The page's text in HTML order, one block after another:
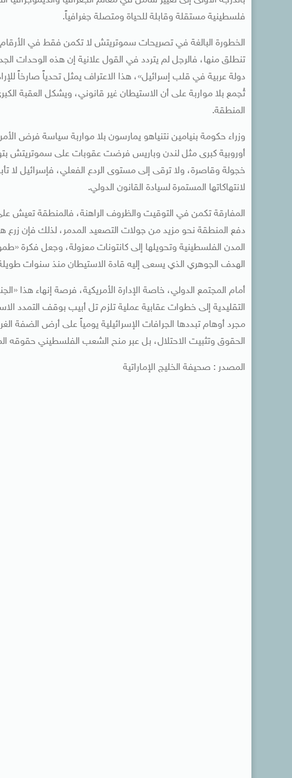
فلسطينية مستقلة وقابلة للحياة ومتصلة جغرافياً.
الخطورة البالغة في تصريحات سموتريتش لا تكمن فقط في الأرقام
تنطلق منها، فالرجل لم يتردد في القول علانية إن هذه الوحدات
دولة عربية في قلب إسرائيل»، هذا الاعتراف يمثل تحدياً صارخاً
تُجمع بلا مواربة على أن الاستيطان غير قانوني، ويشكل العقبة
المنطقة.
وزراء حكومة بنيامين نتنياهو يمارسون بلا مواربة سياسة فرض
أوروبية كبرى مثل لندن وباريس فرضت عقوبات على سموتريتش
خجولة وقاصرة، ولا ترقى إلى مستوى الردع الفعلي، فإسرائيل لا
لانتهاكاتها المستمرة لسيادة القانون الدولي.
المفارقة تكمن في التوقيت والظروف الراهنة، فالمنطقة تعيش
دفع المنطقة نحو مزيد من جولات التصعيد المدمر، لذلك فإن زرع
المدن الفلسطينية وتحويلها إلى كانتونات معزولة، وجعل فكرة
الهدف الجوهري الذي يسعى إليه قادة الاستيطان منذ سنوات
أمام المجتمع الدولي، خاصة الإدارة الأمريكية، فرصة إنهاء هذا
التقليدية إلى خطوات عقابية عملية تلزم تل أبيب بوقف التمدد
مجرد أوهام تبددها الجرافات الإسرائيلية يومياً على أرض الضفة
الحقوق وتثبيت الاحتلال، بل عبر منح الشعب الفلسطيني
المصدر : صحيفة الخليج الإماراتية